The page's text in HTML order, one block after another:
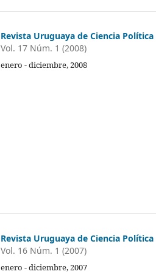
Revista Uruguaya de Ciencia Política
Vol. 17 Núm. 1 (2008)
enero - diciembre, 2008
Revista Uruguaya de Ciencia Política
Vol. 16 Núm. 1 (2007)
enero - diciembre, 2007